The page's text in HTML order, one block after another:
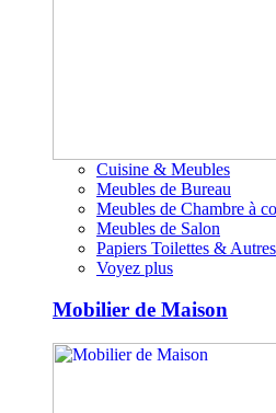
Cuisine & Meubles
Meubles de Bureau
Meubles de Chambre à
Meubles de Salon
Papiers Toilettes & Autres
Voyez plus
Mobilier de Maison